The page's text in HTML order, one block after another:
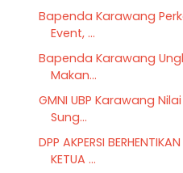
Bapenda Karawang
Event, ...
Bapenda Karawang
Makan...
GMNI UBP Karawang
Sung...
DPP AKPERSI
KETUA ...